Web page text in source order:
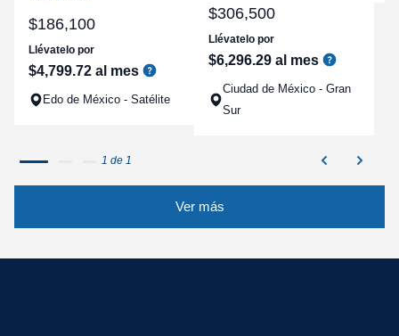
$186,100
Llévatelo por
$4,799.72 al mes
Edo de México - Satélite
$306,500
Llévatelo por
$6,296.29 al mes
Ciudad de México - Gran
Sur
1 de 1
Ver más